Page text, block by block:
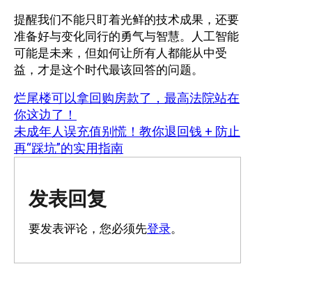
提醒我们不能只盯着光鲜的技术成果，还要
准备好与变化同行的勇气与智慧。人工智能
可能是未来，但如何让所有人都能从中受
益，才是这个时代最该回答的问题。
烂尾楼可以拿回购房款了，最高法院站在
你这边了！
未成年人误充值别慌！教你退回钱 + 防止
再“踩坑”的实用指南
发表回复
要发表评论，您必须先登录。